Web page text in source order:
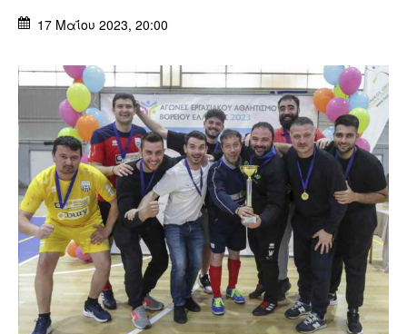
17 Μαΐου 2023, 20:00